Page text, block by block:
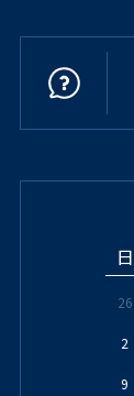
日
26
2
9